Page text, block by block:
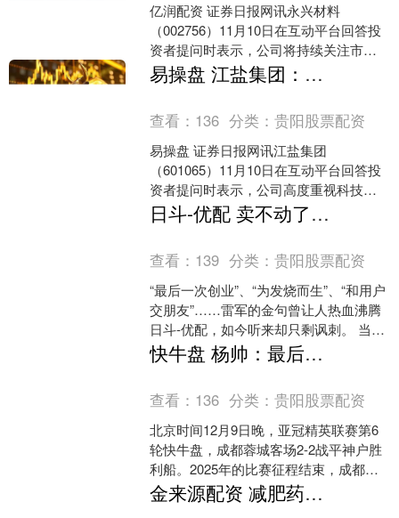
亿润配资 证券日报网讯永兴材料
（002756）11月10日在互动平台回答投
资者提问时表示，公司将持续关注市场
和客户对产品的需求变化，并不断进行
技术研发和产品结构....
易操盘 江盐集团：截至目前，公司暂无钍基熔盐相关产品和业务
查看： 136 分类：贵阳股票配资
易操盘 证券日报网讯江盐集团
（601065）11月10日在互动平台回答投
资者提问时表示，公司高度重视科技创
新投入，充分释放创新驱动发展原动
力，大力推进燃煤电厂烟....
日斗-优配 卖不动了！小米多部门紧急换帅，过度营销终迎反噬
查看： 139 分类：贵阳股票配资
“最后一次创业”、“为发烧而生”、“和用户
交朋友”……雷军的金句曾让人热血沸腾
日斗-优配，如今听来却只剩讽刺。 当小
米被曝中国区多条业务线集体换帅、门
店大规模优....
快牛盘 杨帅：最后这场比赛像我们一年的缩影，做得不错但结局有遗憾
查看： 136 分类：贵阳股票配资
北京时间12月9日晚，亚冠精英联赛第6
轮快牛盘，成都蓉城客场2-2战平神户胜
利船。2025年的比赛征程结束，成都蓉
城球员杨帅总结道：“最后这场比赛，就
像是我们这....
金来源配资 减肥药、美白丸、护眼“神水”……“网红药”靠谱吗？